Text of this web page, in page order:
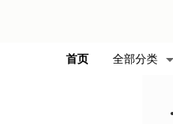
首页 全部分类